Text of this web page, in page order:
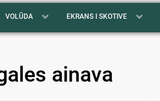
VOLŪDA EKRANS I SKOTIVE
ainava